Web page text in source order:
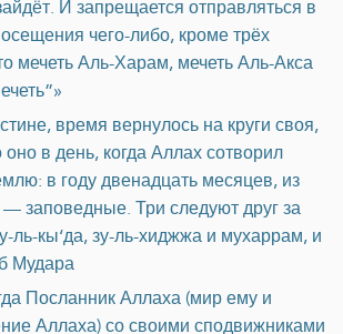
И запрещается отправляться в
чего-либо, кроме трёх
мечеть Аль-Харам, мечеть Аль-Акса
время вернулось на круги своя,
в день, когда Аллах сотворил
в году двенадцать месяцев, из
заповедные. Три следуют друг за
ль-кы‘да, зу-ль-хиджжа и мухаррам, и
Мудара
Посланник Аллаха (мир ему и
Аллаха) со своими сподвижниками